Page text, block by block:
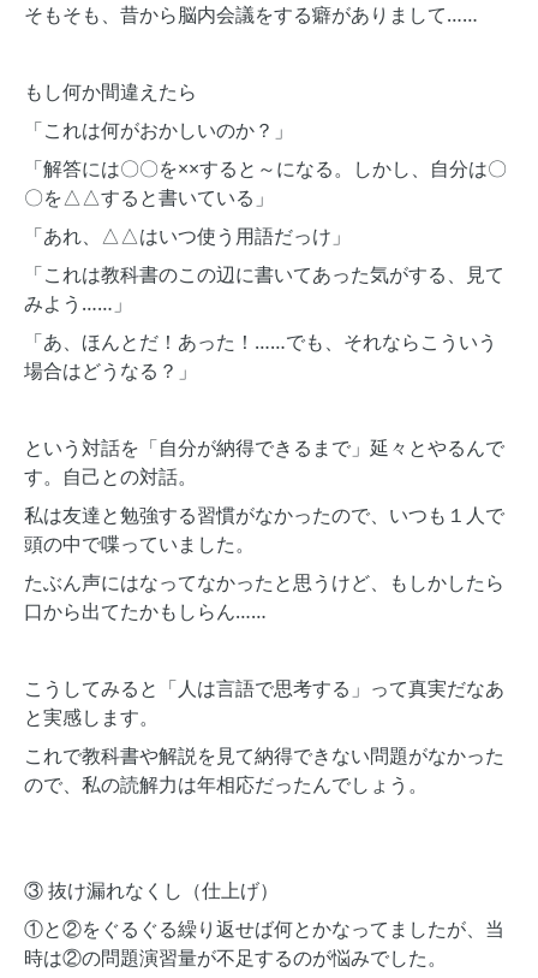
そもそも、昔から脳内会議をする癖がありまして……
もし何か間違えたら
「これは何がおかしいのか？」
「解答には〇〇を××すると～になる。しかし、自分は〇
〇を△△すると書いている」
「あれ、△△はいつ使う用語だっけ」
「これは教科書のこの辺に書いてあった気がする、見て
みよう……」
「あ、ほんとだ！あった！……でも、それならこういう
場合はどうなる？」
という対話を「自分が納得できるまで」延々とやるんで
す。自己との対話。
私は友達と勉強する習慣がなかったので、いつも１人で
頭の中で喋っていました。
たぶん声にはなってなかったと思うけど、もしかしたら
口から出てたかもしらん……
こうしてみると「人は言語で思考する」って真実だなあ
と実感します。
これで教科書や解説を見て納得できない問題がなかった
ので、私の読解力は年相応だったんでしょう。
③ 抜け漏れなくし（仕上げ）
①と②をぐるぐる繰り返せば何とかなってましたが、当
時は②の問題演習量が不足するのが悩みでした。